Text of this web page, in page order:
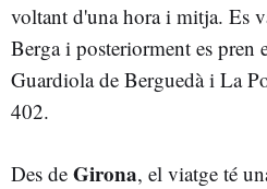
voltant d'una hora i mitja. Es
Berga i posteriorment es pren
Guardiola de Berguedà i La
402.
Des de Girona, el viatge té